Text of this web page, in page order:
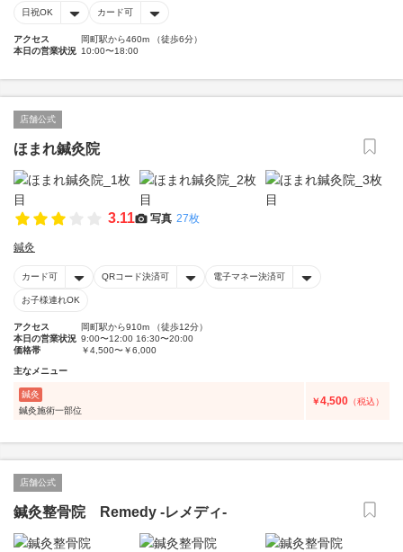
日祝OK カード可
アクセス
岡町駅から460m （徒歩6分）
本日の営業状況 10:00〜18:00
店舗公式
ほまれ鍼灸院
3.11 写真 27枚
鍼灸
カード可 QRコード決済可 電子マネー決済可
お子様連れOK
アクセス
岡町駅から910m （徒歩12分）
本日の営業状況 9:00〜12:00 16:30〜20:00
価格帯
￥4,500〜￥6,000
主なメニュー
鍼灸
鍼灸施術一部位
￥4,500 （税込）
店舗公式
鍼灸整骨院 Remedy -レメディ-